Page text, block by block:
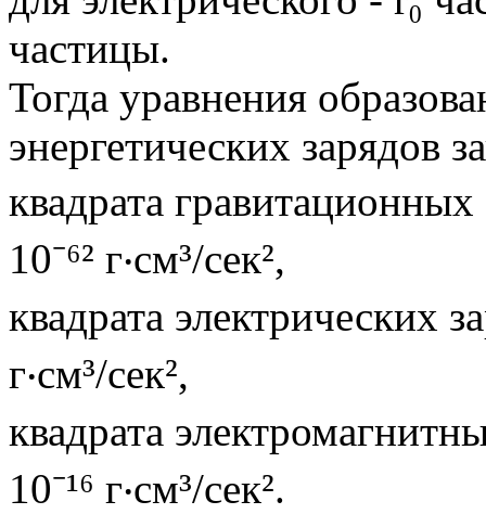
частицы.
Тогда уравнения
энергетических зарядов
квадрата гравитационных
10⁻⁶² г‧см³/сек²,
квадрата электрических
г‧см³/сек²,
квадрата
10⁻¹⁶ г‧см³/сек².